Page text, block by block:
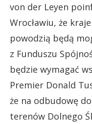
von der Leyen
Wrocławiu, że
powodzią będą
z Funduszu
będzie wymagać
Premier Donald
że na odbudowę
terenów Dolnego